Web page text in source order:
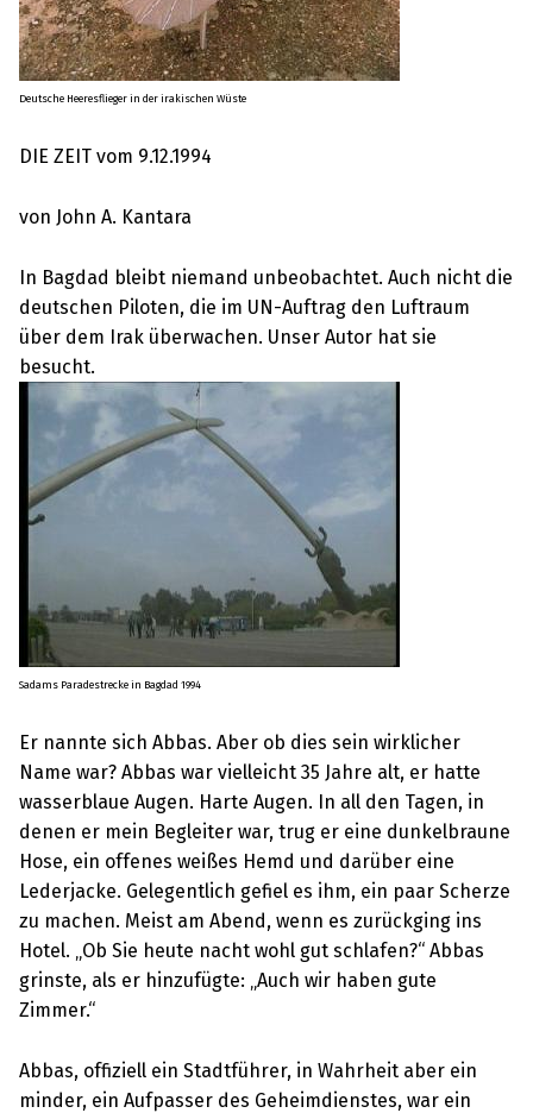
Deutsche Heeresflieger in der irakischen Wüste
DIE ZEIT vom 9.12.1994
von John A. Kantara
In Bagdad bleibt niemand unbeobachtet. Auch nicht die
deutschen Piloten, die im UN-Auftrag den Luftraum
über dem Irak überwachen. Unser Autor hat sie
besucht.
Sadams Paradestrecke in Bagdad 1994
Er nannte sich Abbas. Aber ob dies sein wirklicher
Name war? Abbas war vielleicht 35 Jahre alt, er hatte
wasserblaue Augen. Harte Augen. In all den Tagen, in
denen er mein Begleiter war, trug er eine dunkelbraune
Hose, ein offenes weißes Hemd und darüber eine
Lederjacke. Gelegentlich gefiel es ihm, ein paar Scherze
zu machen. Meist am Abend, wenn es zurückging ins
Hotel. „Ob Sie heute nacht wohl gut schlafen?“ Abbas
grinste, als er hinzufügte: „Auch wir haben gute
Zimmer.“
Abbas, offiziell ein Stadtführer, in Wahrheit aber ein
minder, ein Aufpasser des Geheimdienstes, war ein